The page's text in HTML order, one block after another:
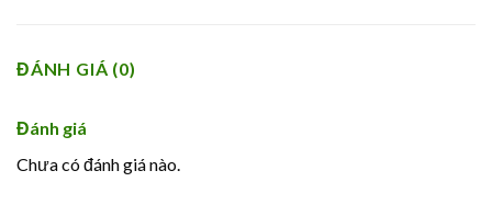
ĐÁNH GIÁ (0)
Đánh giá
Chưa có đánh giá nào.